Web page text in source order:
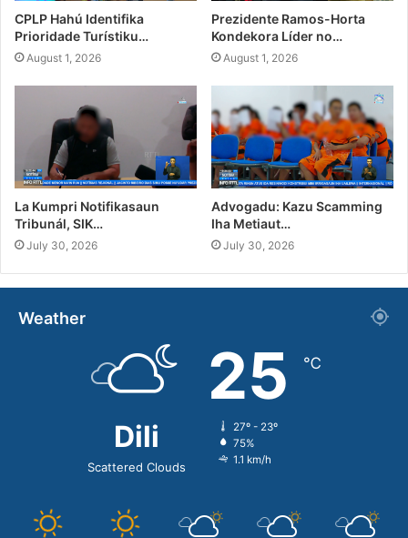
CPLP Hahú Identifika
Prioridade Turístiku…
August 1, 2026
Prezidente Ramos-Horta
Kondekora Líder no…
August 1, 2026
La Kumpri Notifikasaun
Tribunál, SIK…
July 30, 2026
Advogadu: Kazu Scamming
Iha Metiaut…
July 30, 2026
Weather
Dili
Scattered Clouds
25 ℃
27º - 23º
75%
1.1 km/h